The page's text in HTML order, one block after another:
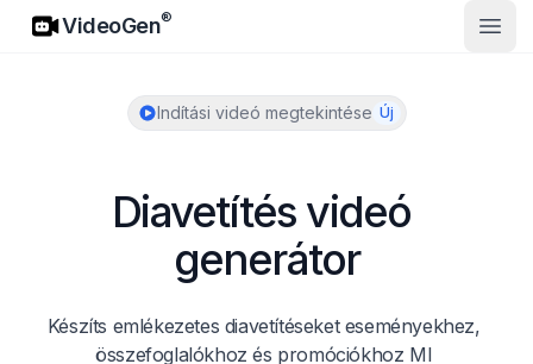
VideoGen
VideoGen®
Indítási videó megtekintése Új
Diavetítés videó
generátor
Készíts emlékezetes diavetítéseket eseményekhez,
összefoglalókhoz és promóciókhoz MI